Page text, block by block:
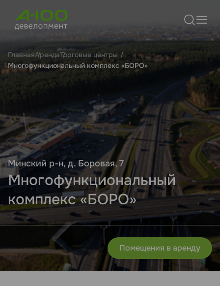
ГлавнаяАрендаТорговые центры
Многофункциональный комплекс «БОРО»
Минский р-н, д. Боровая, 7
Многофункциональный
комплекс «БОРО»
Помещения в аренду